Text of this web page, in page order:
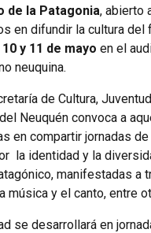
de la Patagonia, abierto
en difundir la cultura del
10 y 11 de mayo en el
neuquina.
de Cultura,
Neuquén convoca a
en compartir jornadas
la identidad y la
manifestadas a
música y el canto, entre
se desarrollará en